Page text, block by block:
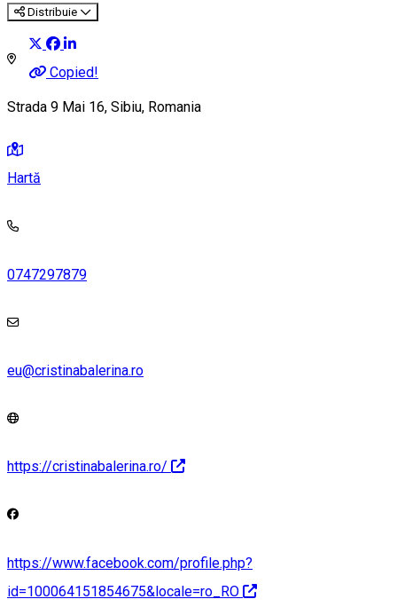
Distribuie
Copied!
Strada 9 Mai 16, Sibiu, Romania
Hartă
0747297879
eu@cristinabalerina.ro
https://cristinabalerina.ro/
https://www.facebook.com/profile.php?
id=100064151854675&locale=ro_RO